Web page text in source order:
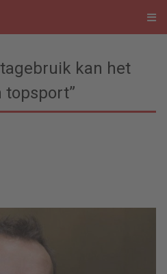
kan het
topsport”